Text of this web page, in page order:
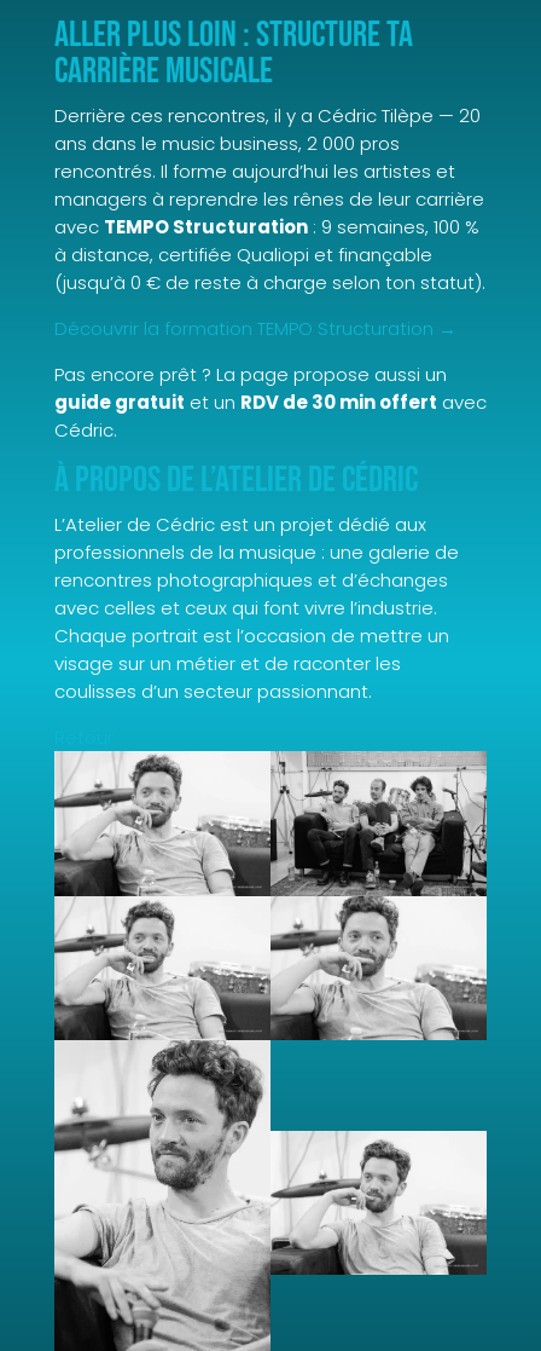
Aller plus loin : structure ta
carrière musicale
Derrière ces rencontres, il y a Cédric Tilèpe — 20
ans dans le music business, 2 000 pros
rencontrés. Il forme aujourd’hui les artistes et
managers à reprendre les rênes de leur carrière
avec TEMPO Structuration: 9 semaines, 100 %
à distance, certifiée Qualiopi et finançable
(jusqu’à 0 € de reste à charge selon ton statut).
Découvrir la formation TEMPO Structuration →
Pas encore prêt ? La page propose aussi un
guide gratuit et un RDV de 30 min offert avec
Cédric.
À propos de L’Atelier de Cédric
L’Atelier de Cédric est un projet dédié aux
professionnels de la musique : une galerie de
rencontres photographiques et d’échanges
avec celles et ceux qui font vivre l’industrie.
Chaque portrait est l’occasion de mettre un
visage sur un métier et de raconter les
coulisses d’un secteur passionnant.